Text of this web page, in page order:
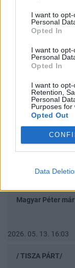
I want to
Personal
Opted In
I want to
Personal
Opted In
I want to opt-
Retention,
Personal
Purposes for
Opted Out
Data
Fától az erdőt -
2024. 03. 06. 13:20
Humor
2026. 07. 25. 11:21
OTP Trollmentes
Magyar Péter
2026. 05. 13. 16:03
/ TISZA PÁRT/